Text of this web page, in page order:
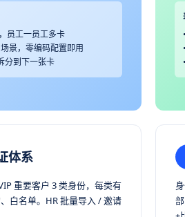
员工一员工多卡
景，零编码配置即用
分到下一张卡
体系
重要客户 3 类身份，每类有
白名单。HR 批量导入 / 邀请